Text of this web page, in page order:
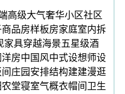
级大气奢华小区社区
品房样板房家庭室内拆
家具穿越海景五星级酒
房中国风中式设想师设
庄园安排结构建建漫逛
堂寝室气概衣帽间卫生